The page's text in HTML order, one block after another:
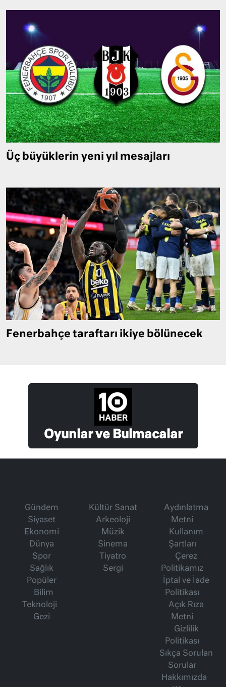
Üç büyüklerin yeni yıl mesajları
Fenerbahçe taraftarı ikiye bölünecek
Oyunlar ve Bulmacalar
Gündem
Siyaset
Ekonomi
Dünya
Spor
Sağlık
Popüler
Bilim
Teknoloji
Gezi
Kültür Sanat
Arkeoloji
Müzik
Sinema
Tiyatro
Sergi
Aydınlatma
Metni
Kullanım
Şartları
Çerez
Politikamız
İptal ve İade
Politikası
Açık Rıza
Metni
Gizlilik
Politikası
Sıkça Sorulan
Sorular
Hakkımızda